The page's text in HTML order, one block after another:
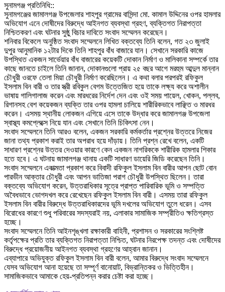
‎সুনামগঞ্জ প্রতিনিধি::
‎সুনামগঞ্জের জামালগঞ্জ উপজেলার শাহপুর গ্রামের বাসিন্দা মো. কামাল উদ্দিনের ওপর হামলার
অভিযোগ এনে দোষীদের বিরুদ্ধে আইনগত ব্যবস্থা গ্রহণ, ব্যক্তিগত নিরাপত্তা
নিশ্চিতকরণ এবং ঘটনার সুষ্ঠু বিচার দাবিতে সংবাদ সম্মেলন করেছেন।
‎শনিবার বিকেলে অনুষ্ঠিত সংবাদ সম্মেলনে লিখিত বক্তব্যে তিনি বলেন, গত ২৩ জুলাই
দুপুর আনুমানিক ১২টার দিকে তিনি শাহপুর বাঁধ বাজারে যান। সেখানে সরকারি কাজে
উপস্থিত একজন সার্ভেয়ার বাঁধ বাজারের কয়েকটি দোকান নির্মাণ ও মালিকানা সম্পর্কে তার
কাছে জানতে চাইলে তিনি জানান, দোকানগুলো প্রায় ২৫ বছর আগে মরহুম আব্দুল মান্নান
চৌধুরী ওরফে তেলা মিয়া চৌধুরী নির্মাণ করেছিলেন। এ কথা বলার পরপরই রফিকুল
ইসলাম বিন বারী ও তার স্ত্রী রবিকুল বেগম উত্তেজিত হয়ে তাকে লক্ষ্য করে অশালীন
ভাষায় গালিগালাজ করেন এবং মারধরের নির্দেশ দেন এবং ওই সময় পায়েল, খোকন, পল্লব,
রিগানসহ বেশ কয়েকজন ব্যক্তি তার ওপর হামলা চালিয়ে শারীরিকভাবে লাঞ্ছিত ও মারধর
করেন। এসময় স্থানীয় লোকজন এগিয়ে এসে তাকে উদ্ধার করে জামালগঞ্জ উপজেলা
স্বাস্থ্য কমপ্লেক্সে নিয়ে যান এবং সেখানে তিনি চিকিৎসা নেন।
‎সংবাদ সম্মেলনে তিনি আরও বলেন, একজন সরকারি কর্মকর্তার প্রশ্নের উত্তরে নিজের
জানা তথ্য প্রকাশ করাই তার অপরাধ হয়ে দাঁড়ায়। তিনি প্রশ্ন রেখে বলেন, একটি
সাধারণ প্রশ্নের উত্তর দেওয়ার কারণে কেন একজন নাগরিককে শারীরিক হামলার শিকার
হতে হবে। এ ঘটনায় জামালগঞ্জ থানায় একটি সাধারণ ডায়েরি জিডি করেছেন তিনি।
‎সংবাদ সম্মেলনে একাত্মতা প্রকাশ করে বিবাদী রফিকুল ইসলাম বিন বারীর আপন ছোট বোন
পারভীন আক্তার চৌধুরী এবং আপন ভাতিজা পরাগ চৌধুরী উপস্থিত ছিলেন। তারা
বক্তব্যে অভিযোগ করেন, উত্তরাধিকার সূত্রে প্রাপ্ত পারিবারিক ভূমি ও সম্পত্তি
অবৈধভাবে ভোগদখল করে রেখেছেন রফিকুল ইসলাম বিন বারী। এসময় তারা রফিকুল
ইসলাম বিন বারীর বিরুদ্ধে উত্তরাধিকারদের ভূমি দখলের অভিযোগ তুলে ধরেন। এসব
বিরোধের কারণে শুধু পরিবারের সদস্যরাই নয়, এলাকার সামাজিক সম্প্রীতিও ক্ষতিগ্রস্ত
হচ্ছে।
‎সংবাদ সম্মেলনে তিনি আইনশৃঙ্খলা রক্ষাকারী বাহিনী, প্রশাসন ও সরকারের সংশ্লিষ্ট
কর্তৃপক্ষের প্রতি তার ব্যক্তিগত নিরাপত্তা নিশ্চিত, ঘটনার নিরপেক্ষ তদন্ত এবং দোষীদের
বিরুদ্ধে প্রয়োজনীয় আইনগত ব্যবস্থা গ্রহণের আহ্বান জানান।
‎এব্যাপারে অভিযুক্ত রফিকুল ইসলাম বিন বারী বলেন, আমার বিরুদ্ধে সংবাদ সম্মেলনে
যেসব অভিযোগ আনা হয়েছে তা সম্পূর্ণ বানোয়াট, বিভ্রান্তিকর ও ভিত্তিহীন।
সামাজিকভাবে আমাকে হেয়-প্রতিপন্ন করার চেষ্টা করা হচ্ছে।